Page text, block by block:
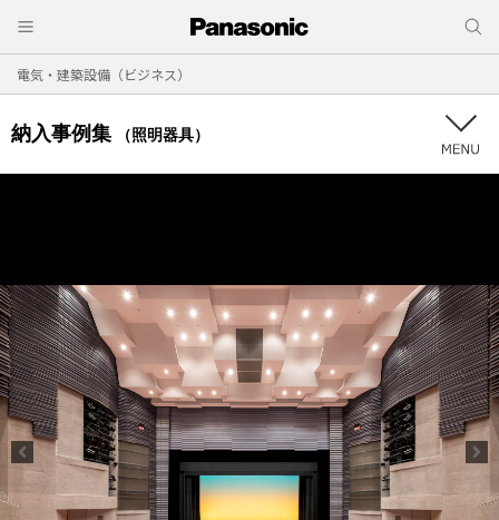
電気・建築設備（ビジネス）
納入事例集 （照明器具）